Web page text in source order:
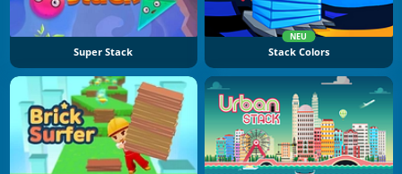
Super Stack
NEU
Stack Colors